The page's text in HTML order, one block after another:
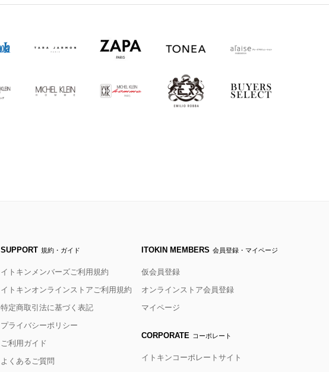
SUPPORT 規約・ガイド
イトキンメンバーズご利用規約
イトキンオンラインストアご利用規約
特定商取引法に基づく表記
プライバシーポリシー
ご利用ガイド
よくあるご質問
ITOKIN MEMBERS 会員登録・マイページ
仮会員登録
オンラインストア会員登録
マイページ
CORPORATE コーポレート
イトキンコーポレートサイト